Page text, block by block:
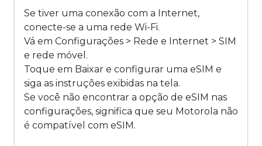
Se tiver uma conexão com a Internet,
conecte-se a uma rede Wi-Fi.
Vá em Configurações > Rede e Internet > SIM
e rede móvel.
Toque em Baixar e configurar uma eSIM e
siga as instruções exibidas na tela.
Se você não encontrar a opção de eSIM nas
configurações, significa que seu Motorola não
é compatível com eSIM.